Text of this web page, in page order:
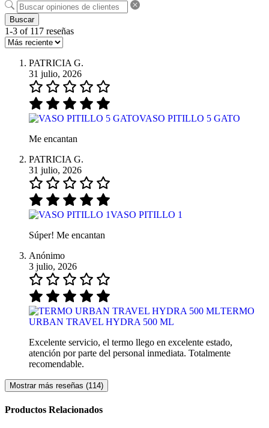
Buscar
1-3 of 117 reseñas
PATRICIA G.
31 julio, 2026
VASO PITILLO 5 GATO
Me encantan
PATRICIA G.
31 julio, 2026
VASO PITILLO 1
Súper! Me encantan
Anónimo
3 julio, 2026
TERMO
URBAN TRAVEL HYDRA 500 ML
Excelente servicio, el termo llego en excelente estado,
atención por parte del personal inmediata. Totalmente
recomendable.
Mostrar más reseñas (114)
Productos Relacionados